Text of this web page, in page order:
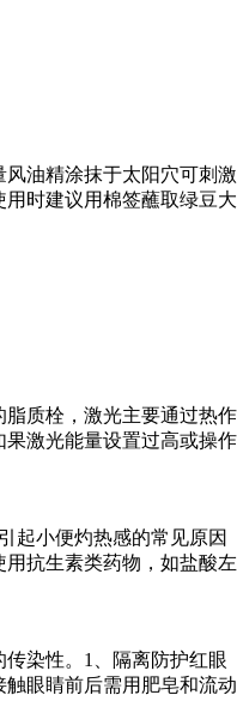
油精涂抹于太阳穴可刺激
时建议用棉签蘸取绿豆大
质栓，激光主要通过热作
激光能量设置过高或操作
起小便灼热感的常见原因
抗生素类药物，如盐酸左
染性。1、隔离防护红眼
眼睛前后需用肥皂和流动